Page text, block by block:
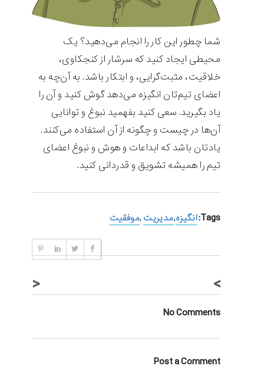
شما چطور این کار را انجام می‌دهید؟ یک
محیطی ایجاد کنید که سرشار از کنجکاوی،
خلاقیت، مثبت‌گرایی، و ابتکار باشد. به آن‌چه به
اعضای تیم‌تان انگیزه می‌دهد گوش کنید و آن را
یاد بگیرید. سعی کنید بفهمید نبوغ و توانایی
آن‌ها در چیست و چگونه از آن استفاده می‌کنند.
یادتان باشد که ابداعات و هوش و نبوغ اعضای
تیم را همیشه تشویق و قدردانی کنید.
Tags: انگیزه,مدیریت ,موفقیت
< >
No Comments
Post a Comment